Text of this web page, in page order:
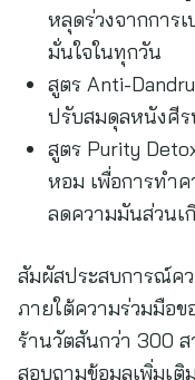
หลุดร่วงจากการ
มั่นใจในทุกวัน
สูตร Anti-
ปรับสมดุลหนังศีร
สูตร Purity
หอม เพื่อการทำ
ลดความมันส่วนเ
สัมผัสประสบการณ์ค
ภายใต้ความร่วมมือ
ร้านวัตสันกว่า 300
สอบถามข้อมูลเพิ่มเ